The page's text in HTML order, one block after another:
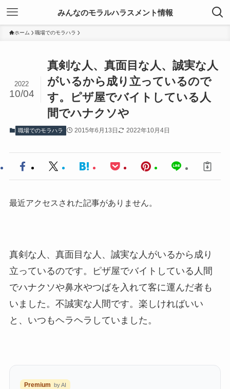
みんなのモラルハラスメント情報
ホーム 職場でのモラハラ
真剣な人、真面目な人、誠実な人
がいるから成り立っているので
す。ピザ屋でバイトしている人
間でハナクソや
2022
10/04
職場でのモラハラ 2015年6月13日 2022年10月4日
最近アクセスされた記事がありません。
真剣な人、真面目な人、誠実な人がいるから成り
立っているのです。ピザ屋でバイトしている人間
でハナクソや鼻水やつばを入れて客に運んだ者も
いました。不誠実な人間です。楽しければいい
と、いつもヘラヘラしていました。
Premium by AI